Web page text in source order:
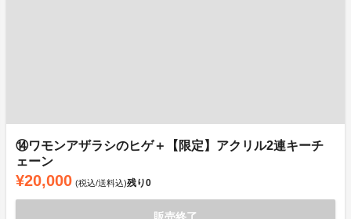
⑭ワモンアザラシのヒゲ＋【限定】アクリル2連キーチ
ェーン
¥20,000 (税込/送料込)残り0